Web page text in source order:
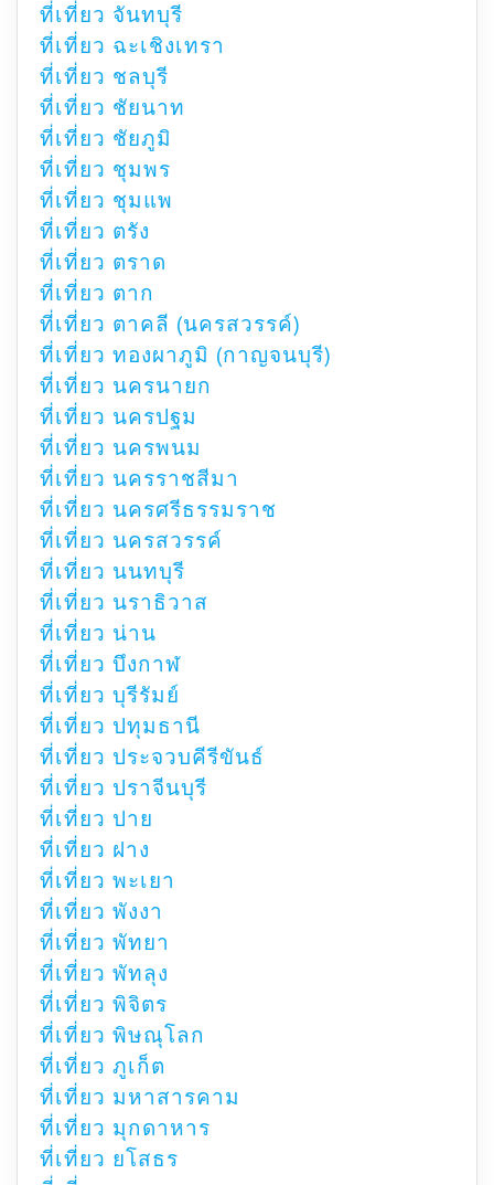
ที่เที่ยว จันทบุรี
ที่เที่ยว ฉะเชิงเทรา
ที่เที่ยว ชลบุรี
ที่เที่ยว ชัยนาท
ที่เที่ยว ชัยภูมิ
ที่เที่ยว ชุมพร
ที่เที่ยว ชุมแพ
ที่เที่ยว ตรัง
ที่เที่ยว ตราด
ที่เที่ยว ตาก
ที่เที่ยว ตาคลี (นครสวรรค์)
ที่เที่ยว ทองผาภูมิ (กาญจนบุรี)
ที่เที่ยว นครนายก
ที่เที่ยว นครปฐม
ที่เที่ยว นครพนม
ที่เที่ยว นครราชสีมา
ที่เที่ยว นครศรีธรรมราช
ที่เที่ยว นครสวรรค์
ที่เที่ยว นนทบุรี
ที่เที่ยว นราธิวาส
ที่เที่ยว น่าน
ที่เที่ยว บึงกาฬ
ที่เที่ยว บุรีรัมย์
ที่เที่ยว ปทุมธานี
ที่เที่ยว ประจวบคีรีขันธ์
ที่เที่ยว ปราจีนบุรี
ที่เที่ยว ปาย
ที่เที่ยว ฝาง
ที่เที่ยว พะเยา
ที่เที่ยว พังงา
ที่เที่ยว พัทยา
ที่เที่ยว พัทลุง
ที่เที่ยว พิจิตร
ที่เที่ยว พิษณุโลก
ที่เที่ยว ภูเก็ต
ที่เที่ยว มหาสารคาม
ที่เที่ยว มุกดาหาร
ที่เที่ยว ยโสธร